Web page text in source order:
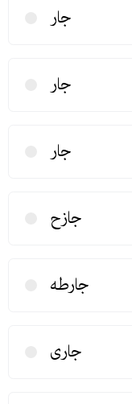
جار
جار
جار
جازح
جارطه
جاری